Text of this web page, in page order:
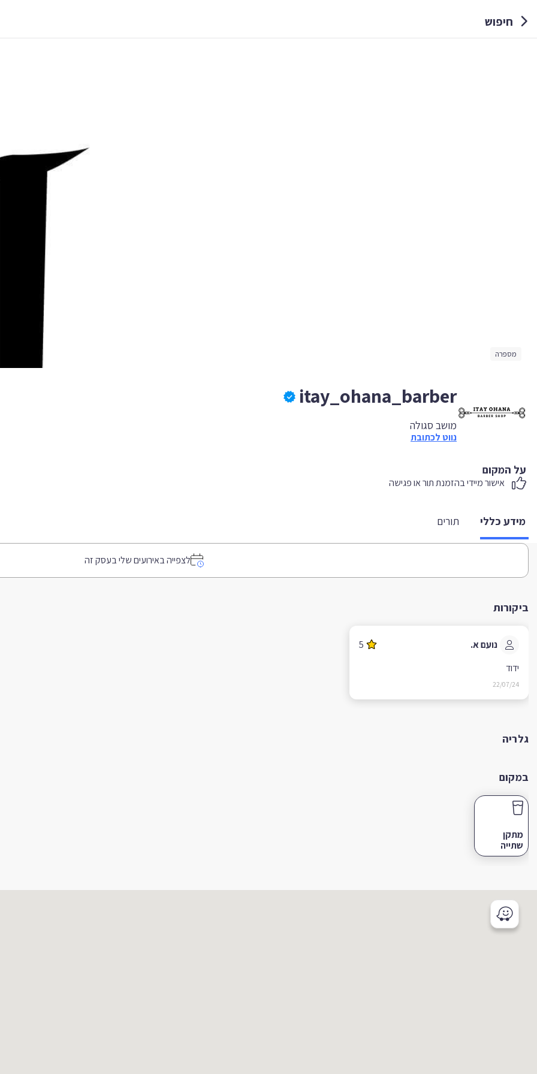
חיפוש
מספרה
itay_ohana_barber
מושב סגולה
נווט לכתובת
על המקום
אישור מיידי בהזמנת תור או פגישה
מידע כללי תורים
לצפייה באירועים שלי בעסק זה
ביקורות
נועם א.
5
ידוד
22/07/24
גלריה
במקום
מתקן
שתייה